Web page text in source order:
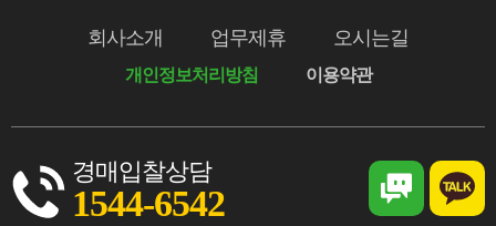
회사소개 업무제휴 오시는길
개인정보처리방침 이용약관
경매입찰상담
1544-6542